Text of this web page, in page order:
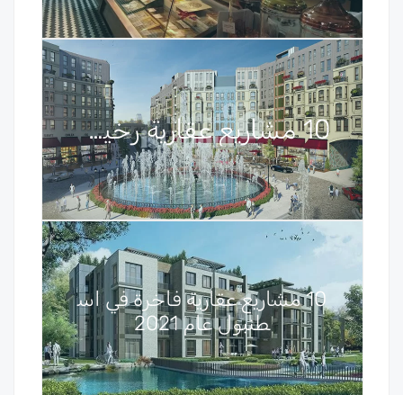
10 مشاريع عقارية رخيصة في اسطنبول
10 مشاريع عقارية فاخرة في اس
طنبول عام 2021